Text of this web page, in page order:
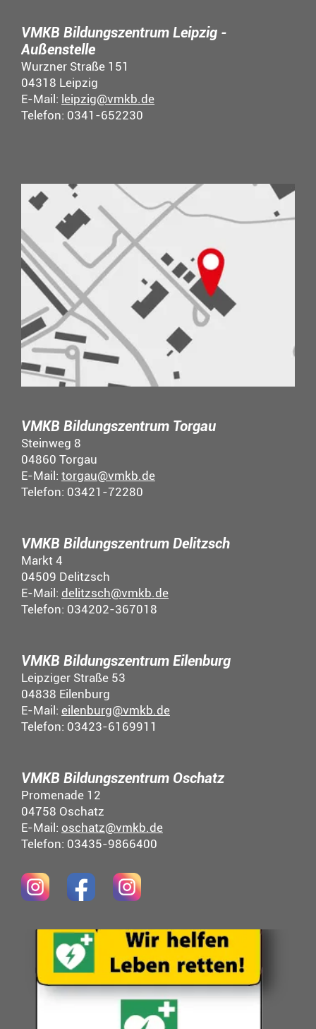
VMKB Bildungszentrum Leipzig -
Außenstelle
Wurzner Straße 151
04318 Leipzig
E-Mail: leipzig@vmkb.de
Telefon: 0341-652230
VMKB Bildungszentrum Torgau
Steinweg 8
04860 Torgau
E-Mail: torgau@vmkb.de
Telefon: 03421-72280
VMKB Bildungszentrum Delitzsch
Markt 4
04509 Delitzsch
E-Mail: delitzsch@vmkb.de
Telefon: 034202-367018
VMKB Bildungszentrum Eilenburg
Leipziger Straße 53
04838 Eilenburg
E-Mail: eilenburg@vmkb.de
Telefon: 03423-6169911
VMKB Bildungszentrum Oschatz
Promenade 12
04758 Oschatz
E-Mail: oschatz@vmkb.de
Telefon: 03435-9866400